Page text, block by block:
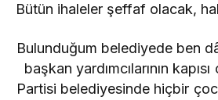
Bütün ihaleler şeffaf olacak,
Bulunduğum belediyede ben
başkan yardımcılarının
Partisi belediyesinde hiçbir